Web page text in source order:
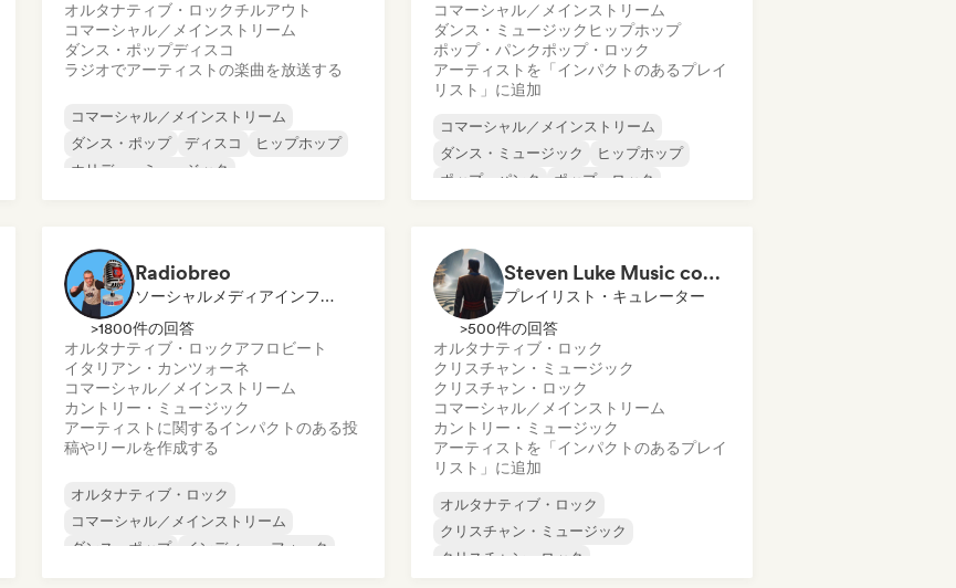
オルタナティブ・ロックチルアウト
コマーシャル／メインストリーム
ダンス・ポップディスコ
ラジオでアーティストの楽曲を放送する
コマーシャル／メインストリーム
ダンス・ポップ
ディスコ
ヒップホップ
ホリデー・ミュージック
コマーシャル／メインストリーム
ダンス・ミュージック ヒップホップ
ポップ・パンクポップ・ロック
アーティストを「インパクトのあるプレイ
リスト」に追加
コマーシャル／メインストリーム
ダンス・ミュージック
ヒップホップ
ポップ・パンク
ポップ・ロック
Radiobreo
ソーシャルメディアインフルエンサー
>1800件の回答
オルタナティブ・ロックアフロビート
イタリアン・カンツォーネ
コマーシャル／メインストリーム
カントリー・ミュージック
アーティストに関するインパクトのある投
稿やリールを作成する
オルタナティブ・ロック
コマーシャル／メインストリーム
ダンス・ポップ
インディー・フォーク
Steven Luke Music community
プレイリスト・キュレーター
>500件の回答
オルタナティブ・ロック
クリスチャン・ミュージック
クリスチャン・ロック
コマーシャル／メインストリーム
カントリー・ミュージック
アーティストを「インパクトのあるプレイ
リスト」に追加
オルタナティブ・ロック
クリスチャン・ミュージック
クリスチャン・ロック